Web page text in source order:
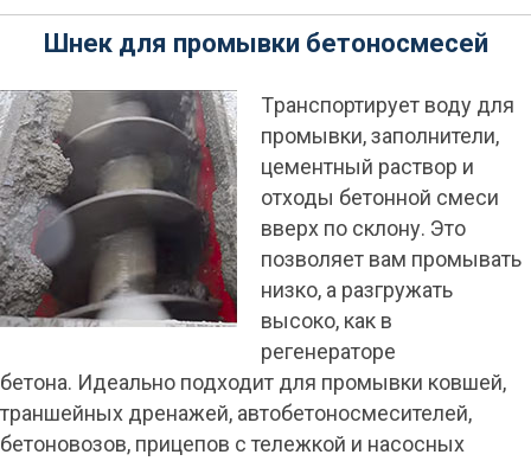
Шнек для промывки бетоносмесей
Tранспортирует воду для
промывки, заполнители,
цементный раствор и
отходы бетонной смеси
вверх по склону. Это
позволяет вам промывать
низко, а разгружать
высоко, как в
регенераторе
бетона. Идеально подходит для промывки ковшей,
траншейных дренажей, автобетоносмесителей,
бетоновозов, прицепов с тележкой и насосных